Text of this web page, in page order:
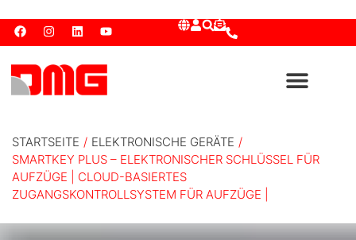
STARTSEITE / ELEKTRONISCHE GERÄTE /
SMARTKEY PLUS – ELEKTRONISCHER SCHLÜSSEL FÜR
AUFZÜGE | CLOUD-BASIERTES
ZUGANGSKONTROLLSYSTEM FÜR AUFZÜGE |